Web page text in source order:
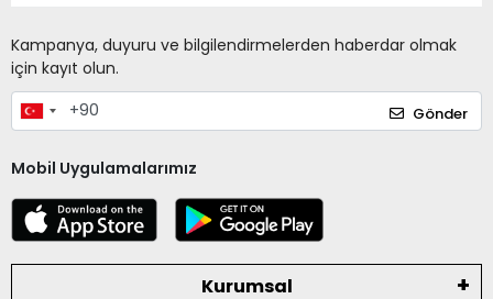
Kampanya, duyuru ve bilgilendirmelerden haberdar olmak
için kayıt olun.
Gönder
Mobil Uygulamalarımız
Kurumsal